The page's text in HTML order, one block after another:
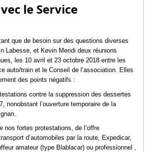
le Service
que de besoin sur des questions diverses
Labesse, et Kevin Meridi deux réunions
les 10 avril et 23 octobre 2018 entre les
auto/train et le Conseil de l’association. Elles
des points négatifs :
contre la suppression des dessertes
nonobstant l’ouverture temporaire de la
nos fortes protestations, de l’offre
d’automobiles par la route, Expedicar,
amateur (type Blablacar) ou professionnel ,